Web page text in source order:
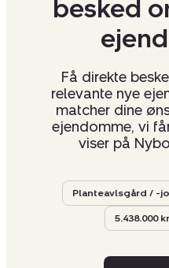
besked
Få direkte
relevante nye
matcher dine
ejendomme, vi
viser på
Planteavlsgård / -
5.438.000